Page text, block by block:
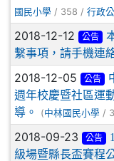
國民小學 / 358 / 行政
2018-12-12 公告
繫事項，請手機連
2018-12-05 公告
週年校慶暨社區運
導。
(中林國民小學 /
2018-09-23 公告
級場暨縣長盃賽程